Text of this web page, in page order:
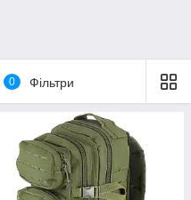
0 Фільтри